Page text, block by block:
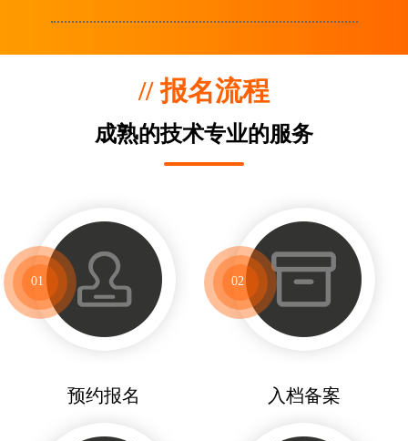
// 报名流程
成熟的技术专业的服务
01
预约报名
02
入档备案